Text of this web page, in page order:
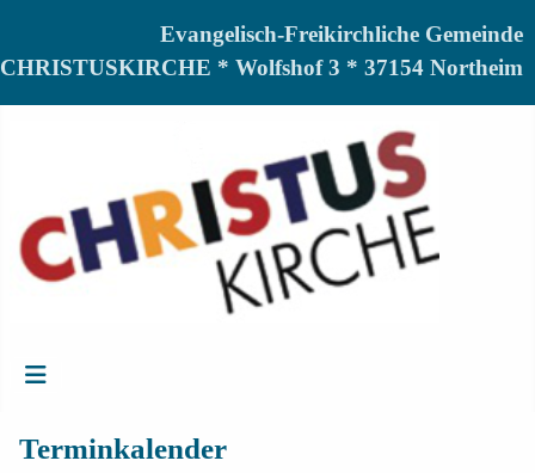
Evangelisch-Freikirchliche Gemeinde
CHRISTUSKIRCHE * Wolfshof 3 * 37154 Northeim
Terminkalender